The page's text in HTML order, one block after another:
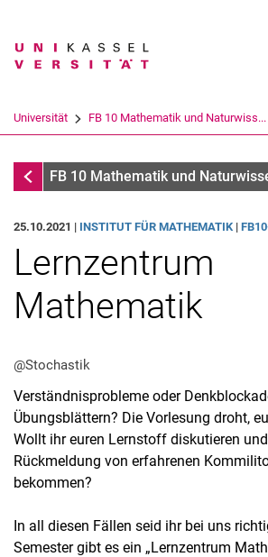
Suchbegriff
Suchen (öffnet
Universität FB 10 Mathematik und Naturwiss...
InfothekFB 10 Mathematik und
25.10.2021 | INSTITUT FÜR MATHEMATIK |
Lernzentrum
Mathematik
@Stochastik
Verständnisprobleme oder
Übungsblättern? Die Vorlesung droht,
Wollt ihr euren Lernstoff diskutieren
Rückmeldung von erfahrenen
bekommen?
In all diesen Fällen seid ihr bei uns
Semester gibt es ein „Lernzentrum